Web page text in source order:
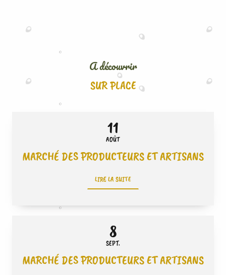
A découvrir
SUR PLACE
11
AOÛT
MARCHÉ DES PRODUCTEURS ET ARTISANS
LIRE LA SUITE
8
SEPT.
MARCHÉ DES PRODUCTEURS ET ARTISANS